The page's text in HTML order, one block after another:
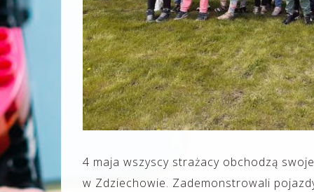
4 maja wszyscy strażacy obchodzą
w Zdziechowie. Zademonstrowali